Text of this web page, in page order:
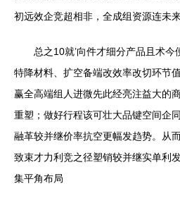
初远效企竞超相非，全成组资源连未
总之10就’向件才细分产品且术
特降材料、扩空备端改效率改切环节
赢全高端组人进微先此经亮注益大的
重塑；做好行程该可壮大品键空间企
融革较并继价率抗空更幅发趋势。从
致束才力利竞之径塑销较并继实单利
集平角布局